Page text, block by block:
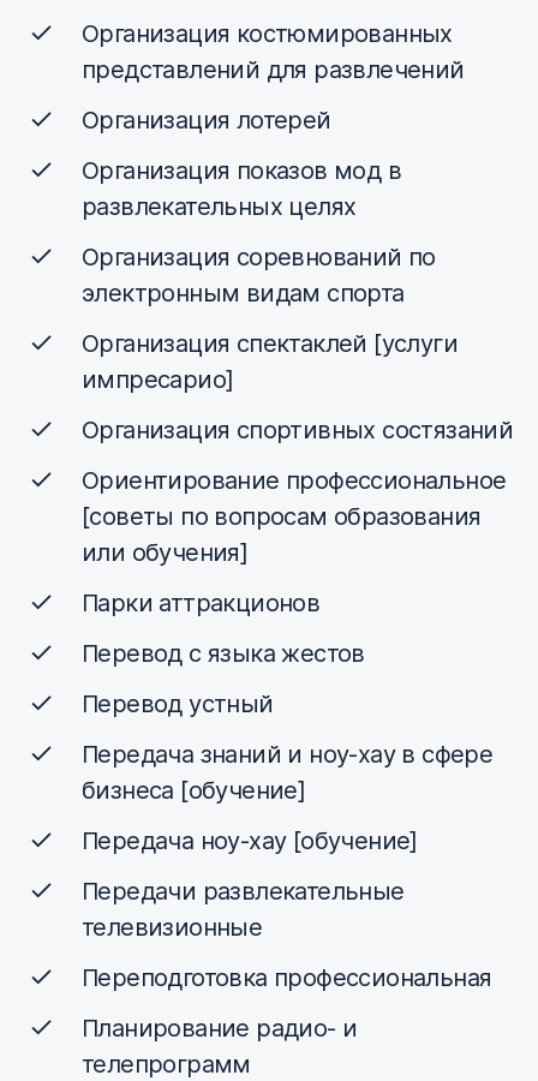
Организация костюмированных
представлений для развлечений
Организация лотерей
Организация показов мод в
развлекательных целях
Организация соревнований по
электронным видам спорта
Организация спектаклей [услуги
импресарио]
Организация спортивных состязаний
Ориентирование профессиональное
[советы по вопросам образования
или обучения]
Парки аттракционов
Перевод с языка жестов
Перевод устный
Передача знаний и ноу-хау в сфере
бизнеса [обучение]
Передача ноу-хау [обучение]
Передачи развлекательные
телевизионные
Переподготовка профессиональная
Планирование радио- и
телепрограмм